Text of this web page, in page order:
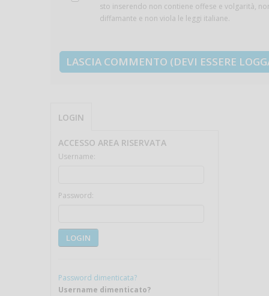
sto inserendo non contiene offese e volgarità,
diffamante e non viola le leggi italiane.
LOGIN
ACCESSO AREA RISERVATA
Username:
Password:
LOGIN
Password dimenticata?
Username dimenticato?